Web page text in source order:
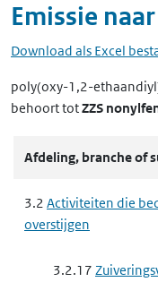
Emissie naar
Download als Excel
poly(oxy-1,2-
behoort totZZS
Afdeling, branche of
3.2 Activiteiten die
overstijgen
3.2.17